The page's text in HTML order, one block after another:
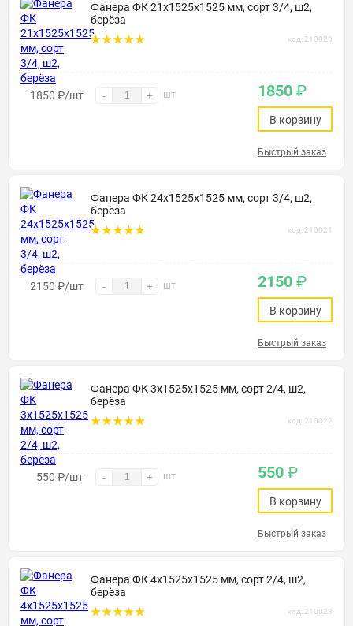
Фанера ФК 21х1525х1525 мм, сорт 3/4, ш2,
берёза
код: 210020
1850 ₽/шт - + шт 1850 ₽
В корзину
Быстрый заказ
Фанера ФК 24х1525х1525 мм, сорт 3/4, ш2,
берёза
код: 210021
2150 ₽/шт - + шт 2150 ₽
В корзину
Быстрый заказ
Фанера ФК 3х1525х1525 мм, сорт 2/4, ш2,
берёза
код: 210022
550 ₽/шт - + шт 550 ₽
В корзину
Быстрый заказ
Фанера ФК 4х1525х1525 мм, сорт 2/4, ш2,
берёза
код: 210023